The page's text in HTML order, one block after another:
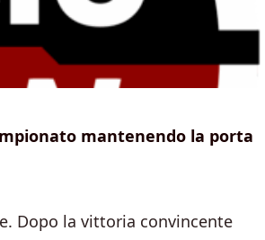
mantenendo la porta
Dopo la vittoria convincente